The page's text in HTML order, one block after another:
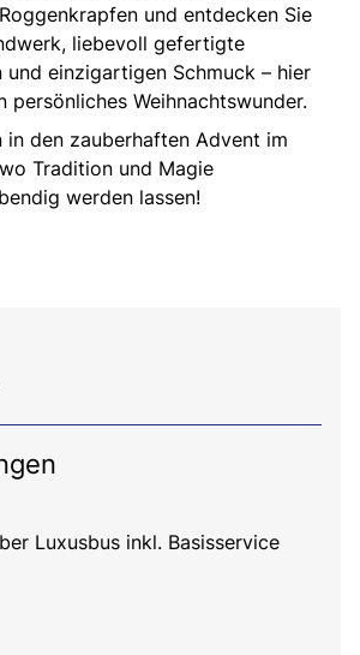
und entdecken Sie
liebevoll gefertigte
und einzigartigen Schmuck – hier
persönliches Weihnachtswunder.
in den zauberhaften Advent im
Tradition und Magie
werden lassen!
Luxusbus inkl. Basisservice